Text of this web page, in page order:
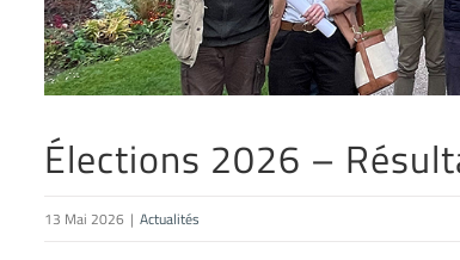
Élections 2026 –
13 Mai 2026 | Actualités